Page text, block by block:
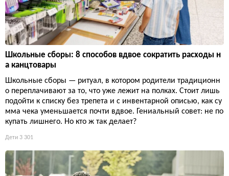
Школьные сборы: 8 способов вдвое сократить расходы н
а канцтовары
Школьные сборы — ритуал, в котором родители традиционн
о переплачивают за то, что уже лежит на полках. Стоит лишь
подойти к списку без трепета и с инвентарной описью, как су
мма чека уменьшается почти вдвое. Гениальный совет: не по
купать лишнего. Но кто ж так делает?
Дети 3 301